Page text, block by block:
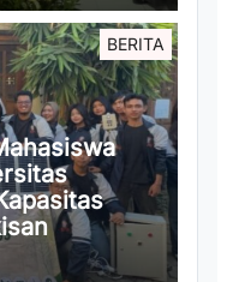
BERITA